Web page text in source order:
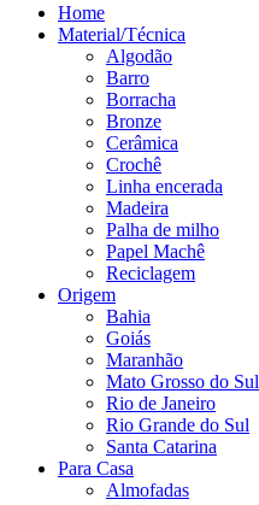
Home
Material/Técnica
Algodão
Barro
Borracha
Bronze
Cerâmica
Crochê
Linha encerada
Madeira
Palha de milho
Papel Machê
Reciclagem
Origem
Bahia
Goiás
Maranhão
Mato Grosso do Sul
Rio de Janeiro
Rio Grande do Sul
Santa Catarina
Para Casa
Almofadas